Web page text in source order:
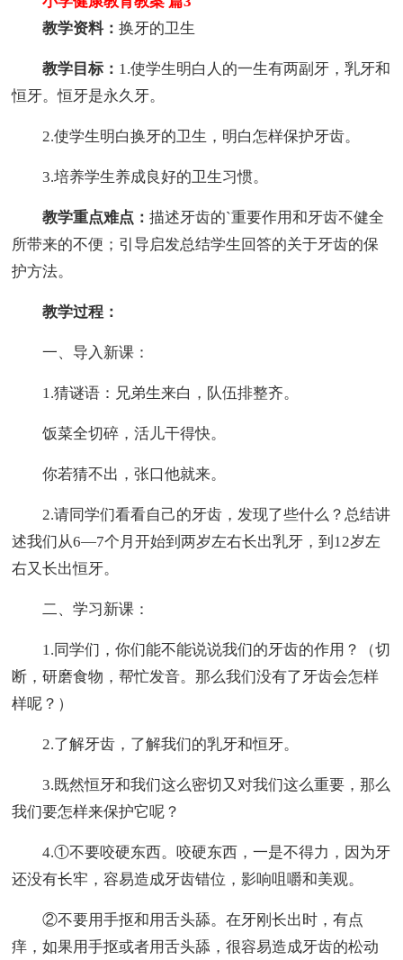
教学资料：换牙的卫生
教学目标： 1.使学生明白人的一生有两副牙，乳牙和
恒牙。恒牙是永久牙。
2.使学生明白换牙的卫生，明白怎样保护牙齿。
3.培养学生养成良好的卫生习惯。
教学重点难点：描述牙齿的`重要作用和牙齿不健全
所带来的不便；引导启发总结学生回答的关于牙齿的保
护方法。
教学过程：
一、导入新课：
1.猜谜语：兄弟生来白，队伍排整齐。
饭菜全切碎，活儿干得快。
你若猜不出，张口他就来。
2.请同学们看看自己的牙齿，发现了些什么？总结讲
述我们从6—7个月开始到两岁左右长出乳牙，到12岁左
右又长出恒牙。
二、学习新课：
1.同学们，你们能不能说说我们的牙齿的作用？（切
断，研磨食物，帮忙发音。那么我们没有了牙齿会怎样
样呢？）
2.了解牙齿，了解我们的乳牙和恒牙。
3.既然恒牙和我们这么密切又对我们这么重要，那么
我们要怎样来保护它呢？
4.①不要咬硬东西。咬硬东西，一是不得力，因为牙
还没有长牢，容易造成牙齿错位，影响咀嚼和美观。
②不要用手抠和用舌头舔。在牙刚长出时，有点
痒，如果用手抠或者用舌头舔，很容易造成牙齿的松动